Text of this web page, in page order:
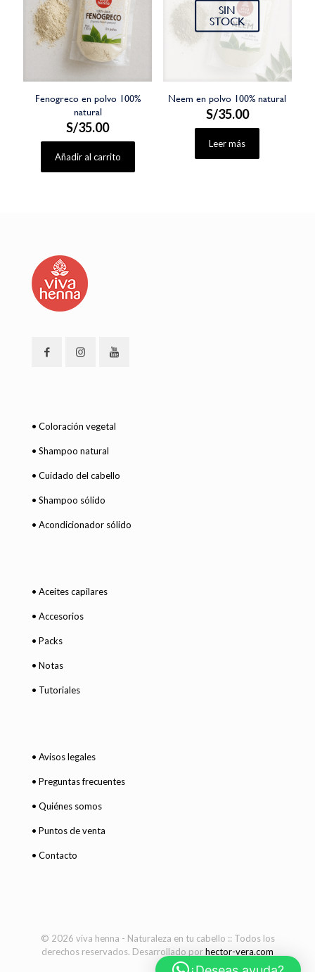
Fenogreco en polvo 100%
natural
S/35.00
Añadir al carrito
SIN
STOCK
Neem en polvo 100% natural
S/35.00
Leer más
• Coloración vegetal
• Shampoo natural
• Cuidado del cabello
• Shampoo sólido
• Acondicionador sólido
• Aceites capilares
• Accesorios
• Packs
• Notas
• Tutoriales
• Avisos legales
• Preguntas frecuentes
• Quiénes somos
• Puntos de venta
• Contacto
© 2026 viva henna - Naturaleza en tu cabello :: Todos los
derechos reservados. Desarrollado porhector-vera.com